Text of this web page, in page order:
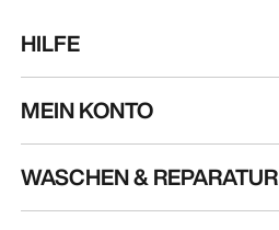
HILFE
MEIN KONTO
WASCHEN & REPARATUR